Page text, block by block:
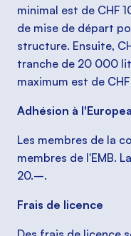
minimal est de CHF
de mise de départ
structure. Ensuite,
tranche de 20 000
maximum est de
Adhésion à
Les membres de la
membres de l'EMB.
20.–.
Frais de licence